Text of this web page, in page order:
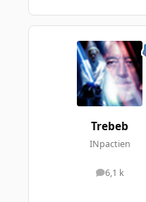
Trebeb
INpactien
6,1 k
messages